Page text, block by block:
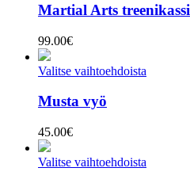
Martial Arts treenikassi
99.00€
Valitse vaihtoehdoista
Musta vyö
45.00€
Valitse vaihtoehdoista